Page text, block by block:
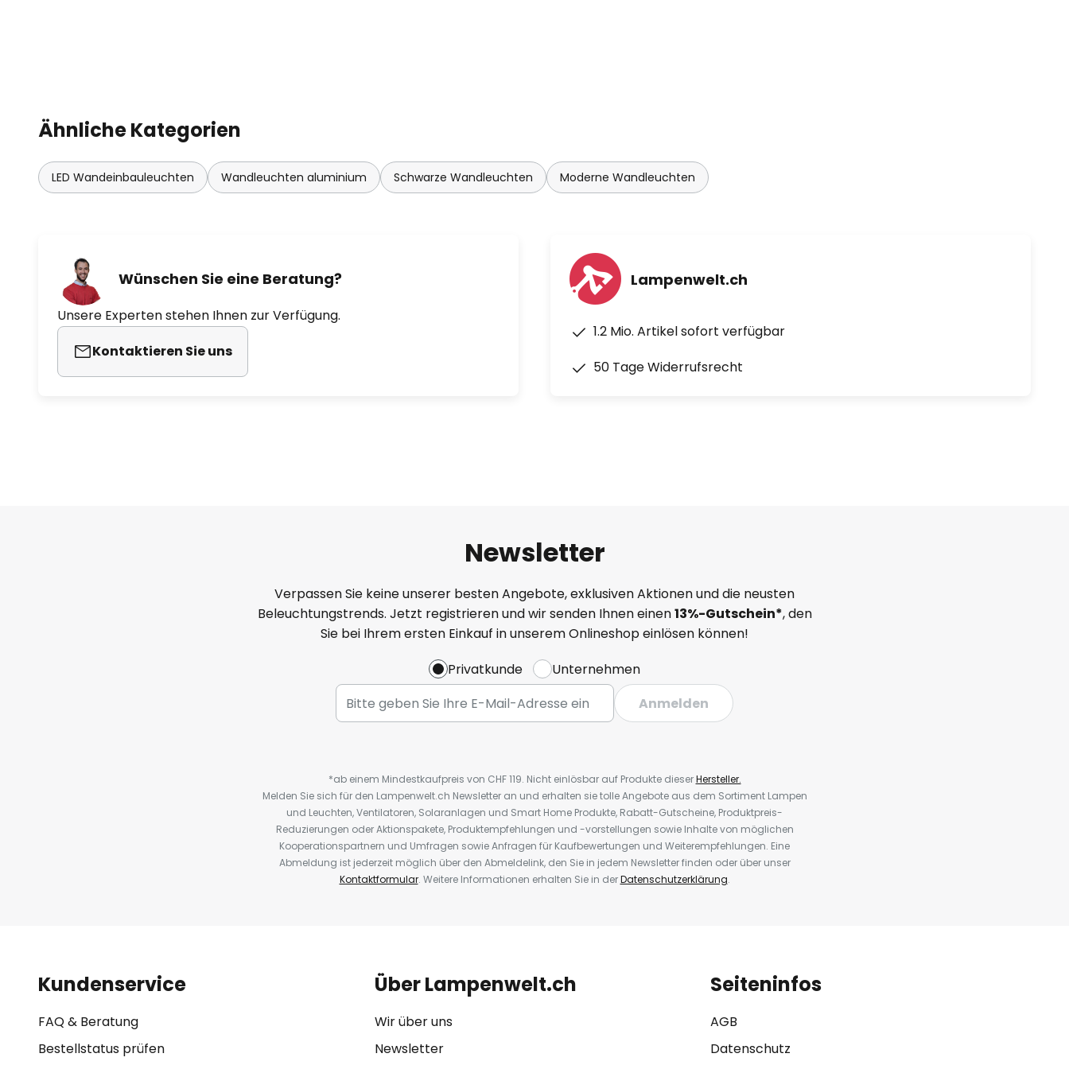
Ähnliche Kategorien
LED Wandeinbauleuchten Wandleuchten aluminium Schwarze Wandleuchten Moderne Wandleuchten
Wünschen Sie eine Beratung?
Unsere Experten stehen Ihnen zur Verfügung.
Kontaktieren Sie uns
Lampenwelt.ch
1.2 Mio. Artikel sofort verfügbar
50 Tage Widerrufsrecht
Newsletter
Verpassen Sie keine unserer besten Angebote, exklusiven Aktionen und die neusten
Beleuchtungstrends. Jetzt registrieren und wir senden Ihnen einen13%-Gutschein*, den
Sie bei Ihrem ersten Einkauf in unserem Onlineshop einlösen können!
Privatkunde
Unternehmen
Anmelden
*ab einem Mindestkaufpreis von CHF 119. Nicht einlösbar auf Produkte dieserHersteller.
Melden Sie sich für den Lampenwelt.ch Newsletter an und erhalten sie tolle Angebote aus dem Sortiment Lampen
und Leuchten, Ventilatoren, Solaranlagen und Smart Home Produkte, Rabatt-Gutscheine, Produktpreis-
Reduzierungen oder Aktionspakete, Produktempfehlungen und -vorstellungen sowie Inhalte von möglichen
Kooperationspartnern und Umfragen sowie Anfragen für Kaufbewertungen und Weiterempfehlungen. Eine
Abmeldung ist jederzeit möglich über den Abmeldelink, den Sie in jedem Newsletter finden oder über unser
Kontaktformular. Weitere Informationen erhalten Sie in derDatenschutzerklärung.
Kundenservice
FAQ & Beratung
Bestellstatus prüfen
Über Lampenwelt.ch
Wir über uns
Newsletter
Seiteninfos
AGB
Datenschutz